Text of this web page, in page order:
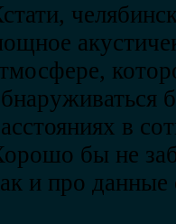
в
бы не
и про данные